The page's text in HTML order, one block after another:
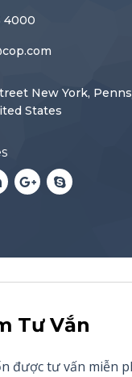
4000
New York,
States
Tư Vắn
được tư vấn miễn